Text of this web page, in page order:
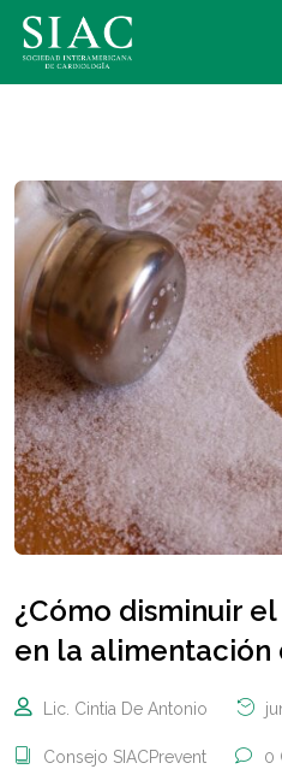
¿Cómo disminuir
en la alimentación
Lic. Cintia De Antonio
Consejo SIACPrevent 0